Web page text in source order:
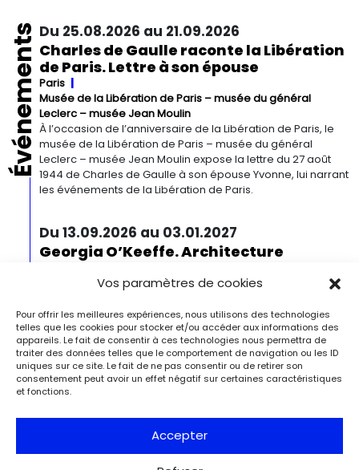
Vos paramètres de cookies
Pour offrir les meilleures expériences, nous utilisons des technologies
telles que les cookies pour stocker et/ou accéder aux informations des
appareils. Le fait de consentir à ces technologies nous permettra de
traiter des données telles que le comportement de navigation ou les ID
uniques sur ce site. Le fait de ne pas consentir ou de retirer son
consentement peut avoir un effet négatif sur certaines caractéristiques
et fonctions.
Accepter
ÉvénementsDu 25.08.2026 au 21.09.2026
Charles de Gaulle raconte la Libération
de Paris. Lettre à son épouse
Paris
Musée de la Libération de Paris – musée du général
Leclerc – musée Jean Moulin
À l’occasion de l’anniversaire de la Libération de Paris, le
musée de la Libération de Paris – musée du général
Leclerc – musée Jean Moulin expose la lettre du 27 août
1944 de Charles de Gaulle à son épouse Yvonne, lui narrant
les événements de la Libération de Paris.
Du 13.09.2026 au 03.01.2027
Georgia O’Keeffe. Architecture
« Georgia O’Keeffe. Architecture » est une exposition
réalisées entre les années 1920 et 1960. Pionnière de l’art
moderne, O’Keeffe a célébré la beauté et la complexité
des environnements bâtis qu’elle a habités à travers ces
œuvres remarquables. Tout au long de sa longue carrière,
l’artiste a puisé son inspiration dans […]
Du 27.11.2026 au 04.04.2027
Bizarre ! L’histoire de l’art du mot le
plus fou du monde